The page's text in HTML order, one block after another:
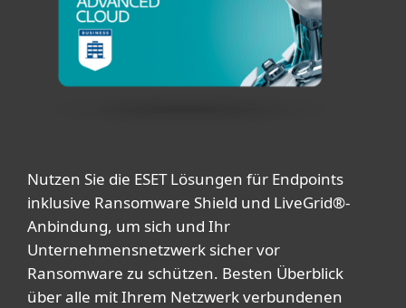
Nutzen Sie die ESET Lösungen für Endpoints
inklusive Ransomware Shield und LiveGrid®-
Anbindung, um sich und Ihr
Unternehmensnetzwerk sicher vor
Ransomware zu schützen. Besten Überblick
über alle mit Ihrem Netzwerk verbundenen